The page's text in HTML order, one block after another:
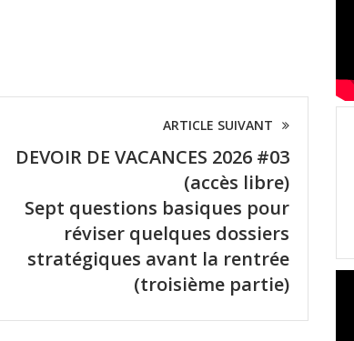
ARTICLE SUIVANT
DEVOIR DE VACANCES 2026 #03
(accès libre)
Sept questions basiques pour
réviser quelques dossiers
stratégiques avant la rentrée
(troisième partie)